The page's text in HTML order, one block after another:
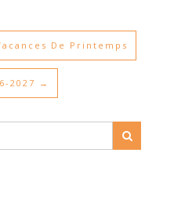
De Printemps
2027 →